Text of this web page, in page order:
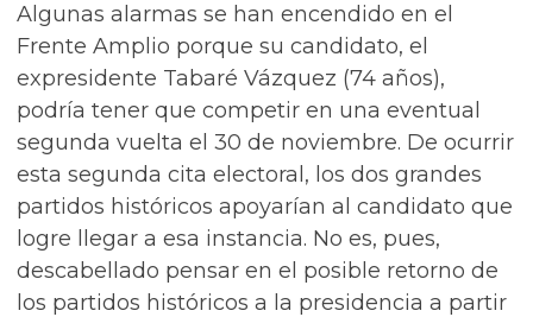
Algunas alarmas se han encendido en el
Frente Amplio porque su candidato, el
expresidente Tabaré Vázquez (74 años),
podría tener que competir en una eventual
segunda vuelta el 30 de noviembre. De ocurrir
esta segunda cita electoral, los dos grandes
partidos históricos apoyarían al candidato que
logre llegar a esa instancia. No es, pues,
descabellado pensar en el posible retorno de
los partidos históricos a la presidencia a partir